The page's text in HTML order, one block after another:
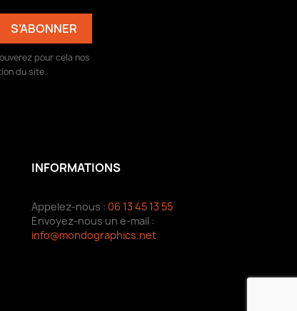
pour cela nos
du site.
INFORMATIONS
Appelez-nous : 06 13 45 13 55
Envoyez-nous un e-mail :
info@mondographics.net